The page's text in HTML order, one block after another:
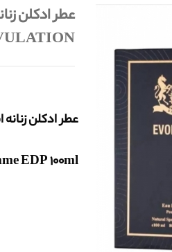
عطر ادکلن
EDP 100ml